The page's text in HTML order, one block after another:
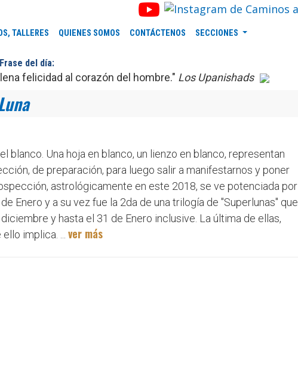
TALLERES QUIENES SOMOS CONTÁCTENOS SECCIONES
Frase del día:
felicidad al corazón del hombre." Los Upanishads
blanco. Una hoja en blanco, un lienzo en blanco, representan
de preparación, para luego salir a manifestarnos y poner
astrológicamente en este 2018, se ve potenciada por
Enero y a su vez fue la 2da de una trilogía de "Superlunas" que
y hasta el 31 de Enero inclusive. La última de ellas,
implica. ... ver más